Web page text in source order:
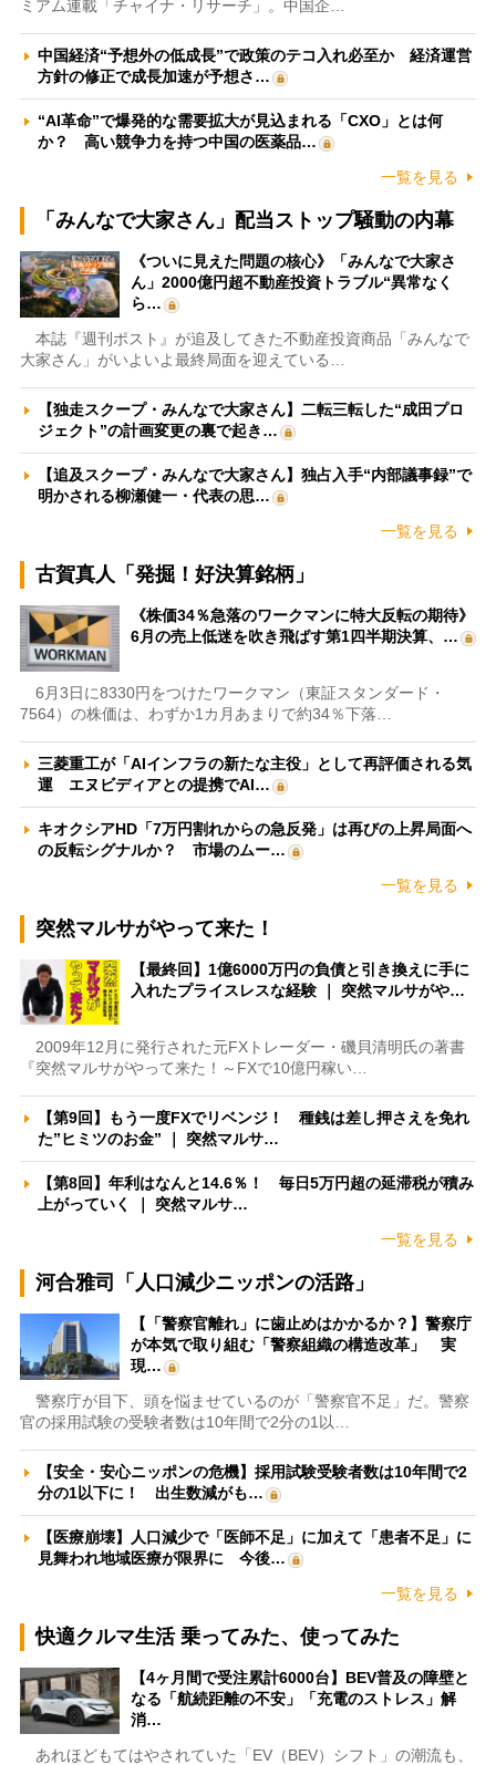
ミアム連載「チャイナ・リサーチ」。中国企…
中国経済“予想外の低成長”で政策のテコ入れ必至か 経済運営
方針の修正で成長加速が予想さ…
“AI革命”で爆発的な需要拡大が見込まれる「CXO」とは何
か？ 高い競争力を持つ中国の医薬品…
一覧を見る
「みんなで大家さん」配当ストップ騒動の内幕
《ついに見えた問題の核心》「みんなで大家さ
ん」2000億円超不動産投資トラブル“異常なく
ら…
本誌『週刊ポスト』が追及してきた不動産投資商品「みんなで
大家さん」がいよいよ最終局面を迎えている…
【独走スクープ・みんなで大家さん】二転三転した“成田プロ
ジェクト”の計画変更の裏で起き…
【追及スクープ・みんなで大家さん】独占入手“内部議事録”で
明かされる柳瀬健一・代表の思…
一覧を見る
古賀真人「発掘！好決算銘柄」
《株価34％急落のワークマンに特大反転の期待》
6月の売上低迷を吹き飛ばす第1四半期決算、…
6月3日に8330円をつけたワークマン（東証スタンダード・
7564）の株価は、わずか1カ月あまりで約34％下落…
三菱重工が「AIインフラの新たな主役」として再評価される気
運 エヌビディアとの提携でAI…
キオクシアHD「7万円割れからの急反発」は再びの上昇局面へ
の反転シグナルか？ 市場のムー…
一覧を見る
突然マルサがやって来た！
【最終回】1億6000万円の負債と引き換えに手に
入れたプライスレスな経験 ｜ 突然マルサがや…
2009年12月に発行された元FXトレーダー・磯貝清明氏の著書
『突然マルサがやって来た！～FXで10億円稼い…
【第9回】もう一度FXでリベンジ！ 種銭は差し押さえを免れ
た”ヒミツのお金” ｜ 突然マルサ…
【第8回】年利はなんと14.6％！ 毎日5万円超の延滞税が積み
上がっていく ｜ 突然マルサ…
一覧を見る
河合雅司「人口減少ニッポンの活路」
【「警察官離れ」に歯止めはかかるか？】警察庁
が本気で取り組む「警察組織の構造改革」 実
現…
警察庁が目下、頭を悩ませているのが「警察官不足」だ。警察
官の採用試験の受験者数は10年間で2分の1以…
【安全・安心ニッポンの危機】採用試験受験者数は10年間で2
分の1以下に！ 出生数減がも…
【医療崩壊】人口減少で「医師不足」に加えて「患者不足」に
見舞われ地域医療が限界に 今後…
一覧を見る
快適クルマ生活 乗ってみた、使ってみた
【4ヶ月間で受注累計6000台】BEV普及の障壁と
なる「航続距離の不安」「充電のストレス」解
消…
あれほどもてはやされていた「EV（BEV）シフト」の潮流も、